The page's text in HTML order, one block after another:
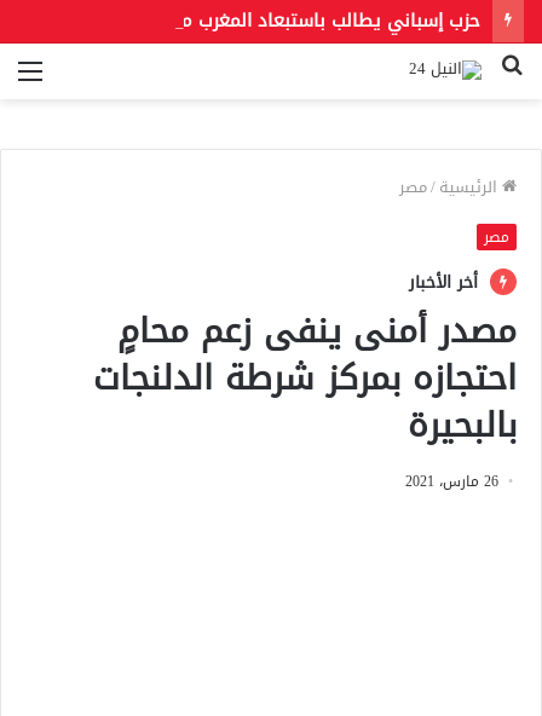
بحث
الرئيسية/مصر
مصر
أخر الأخبار
مصدر أمنى ينفى زعم محامٍ
احتجازه بمركز شرطة الدلنجات
بالبحيرة
26 مارس، 2021